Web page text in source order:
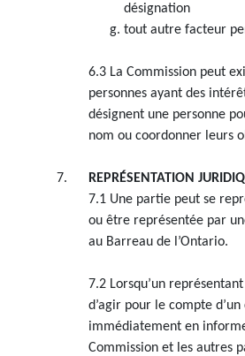
désignation
tout autre facteur
6.3 La Commission peut
personnes ayant des
désignent une personne
nom ou coordonner leurs
REPRÉSENTATION
7.1 Une partie peut se
ou être représentée par
au Barreau de l’Ontario.
7.2 Lorsqu’un
d’agir pour le compte
immédiatement en
Commission et les autres